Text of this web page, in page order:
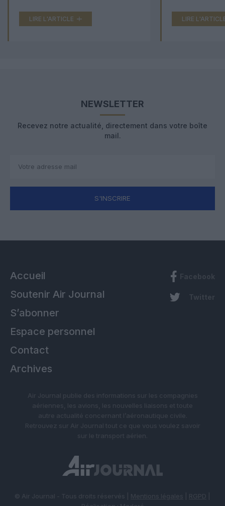
LIRE L'ARTICLE LIRE
NEWSLETTER
Recevez notre actualité, directement dans votre boîte
mail.
S'INSCRIRE
Accueil
Soutenir Air Journal
S’abonner
Espace personnel
Contact
Archives